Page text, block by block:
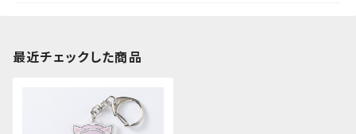
最近チェックした商品